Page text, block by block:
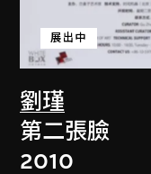
劉瑾
展出中
第二張臉
2010